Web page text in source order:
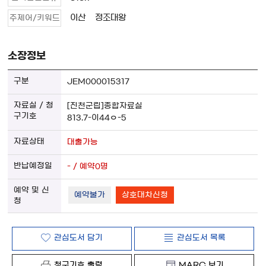
주제어/키워드 이산 정조대왕
소장정보
JEM000015317
[진천군립]종합자료실
813.7-이44ㅇ-5
대출가능
- / 예약0명
예약불가 상호대차신청
관심도서 담기 관심도서 목록